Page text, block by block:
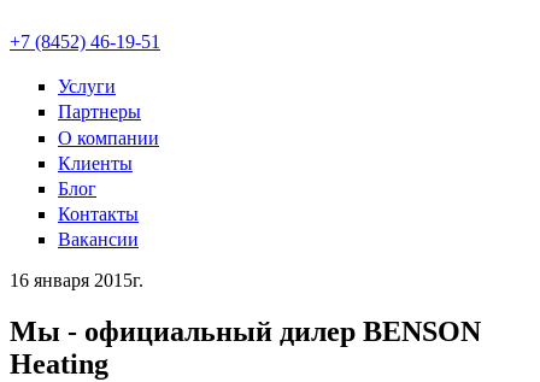
+7 (8452) 46-19-51
Услуги
Партнеры
О компании
Клиенты
Блог
Контакты
Вакансии
16 января 2015г.
Мы - официальный дилер BENSON
Heating